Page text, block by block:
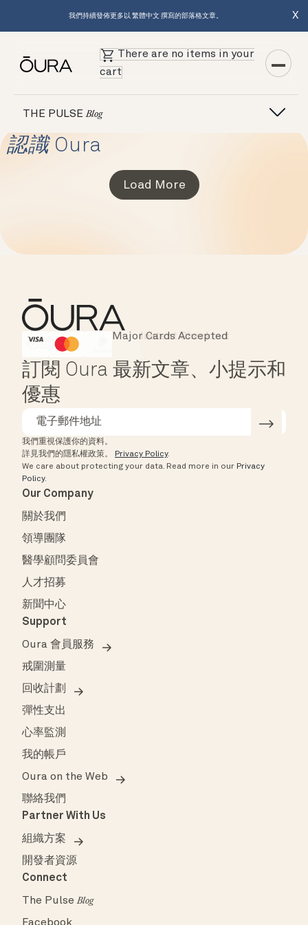
我們持續發佈更多以 繁體中文 撰寫的部落格文章。 X
There are no items in your
cart
THE PULSEBlog
認識Oura
Load More
HSA/FSA Eligible
Instant Checkout
Major Cards Accepted
訂閱 Oura 最新文章、小提示和
優惠
我們重視保護你的資料。
詳見我們的隱私權政策。
Privacy Policy.
We care about protecting your data. Read more in our Privacy
Policy.
Our Company
關於我們
領導團隊
醫學顧問委員會
人才招募
新聞中心
Support
Oura 會員服務
戒圍測量
回收計劃
彈性支出
心率監測
我的帳戶
Oura on the Web
聯絡我們
Partner With Us
組織方案
開發者資源
Connect
The PulseBlog